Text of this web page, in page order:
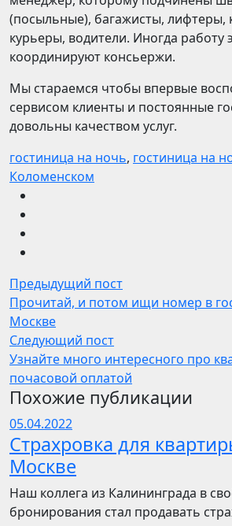
(посыльные), багажисты, лифтеры,
курьеры, водители. Иногда работу
координируют консьержи.
Мы стараемся чтобы впервые
сервисом клиенты и постоянные
довольны качеством услуг.
гостиница на ночь, гостиница на
Коломенском
Предыдущий пост
Прочитай, и потом ищи номер в
Москве
Следующий пост
Узнайте много интересного про
почасовой оплатой
Похожие публикации
05.04.2022
Страхровка для
Москве
Наш коллега из Калининграда в
бронирования стал продавать